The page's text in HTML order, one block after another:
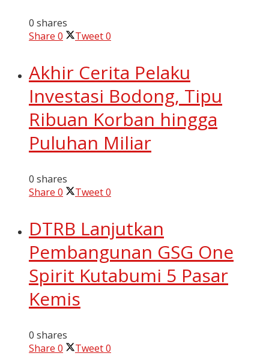
0 shares
Share 0 Tweet0
Akhir Cerita Pelaku
Investasi Bodong, Tipu
Ribuan Korban hingga
Puluhan Miliar
0 shares
Share 0 Tweet0
DTRB Lanjutkan
Pembangunan GSG One
Spirit Kutabumi 5 Pasar
Kemis
0 shares
Share 0 Tweet0